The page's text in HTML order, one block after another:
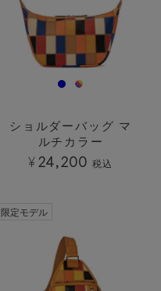
ショルダーバッグ マ
ルチカラー
¥ 24,200 税込
限定モデル